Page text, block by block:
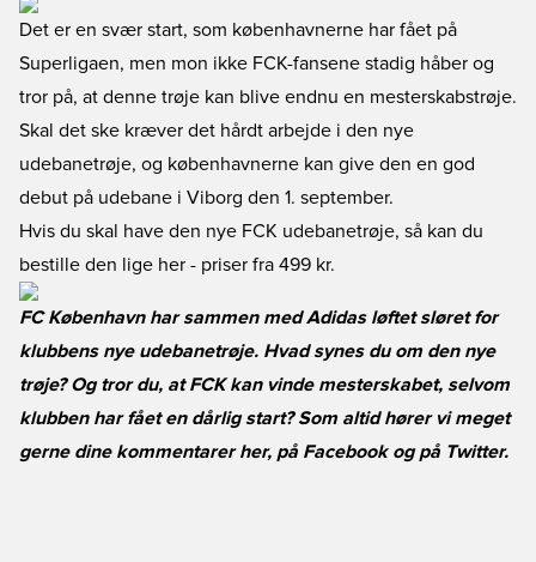
Det er en svær start, som københavnerne har fået på
Superligaen, men mon ikke FCK-fansene stadig håber og
tror på, at denne trøje kan blive endnu en mesterskabstrøje.
Skal det ske kræver det hårdt arbejde i den nye
udebanetrøje, og københavnerne kan give den en god
debut på udebane i Viborg den 1. september.
Hvis du skal have den nye FCK udebanetrøje, så kan du
bestille den lige her - priser fra 499 kr.
FC København har sammen med Adidas løftet sløret for
klubbens nye udebanetrøje. Hvad synes du om den nye
trøje? Og tror du, at FCK kan vinde mesterskabet, selvom
klubben har fået en dårlig start? Som altid hører vi meget
gerne dine kommentarer her, på Facebookog på Twitter.